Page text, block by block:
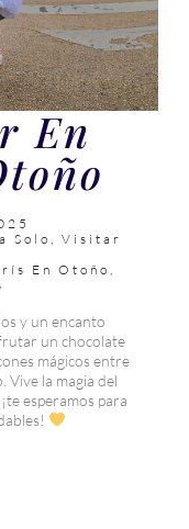
En
Solo
Visitar
En Otoño
y un encanto
un chocolate
mágicos entre
Vive la magia del
esperamos para